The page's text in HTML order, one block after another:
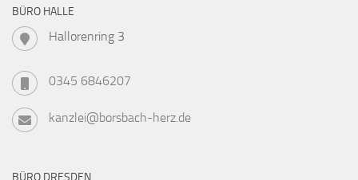
BÜRO HALLE
Hallorenring 3
0345 6846207
kanzlei@borsbach-herz.de
BÜRO DRESDEN